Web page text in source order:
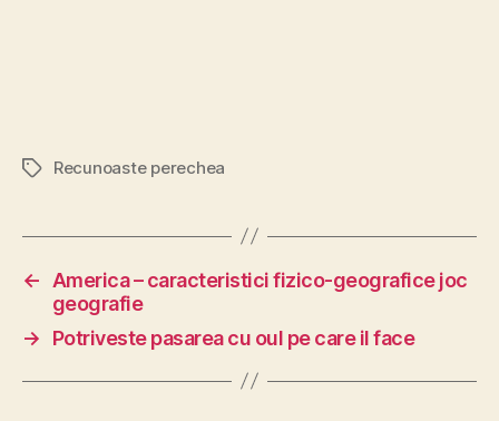
EticheteRecunoaste perechea
←
America – caracteristici fizico-geografice joc
geografie
→
Potriveste pasarea cu oul pe care il face